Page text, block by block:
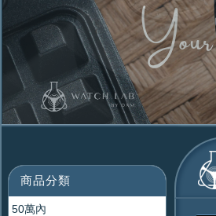
商品分類
50萬內